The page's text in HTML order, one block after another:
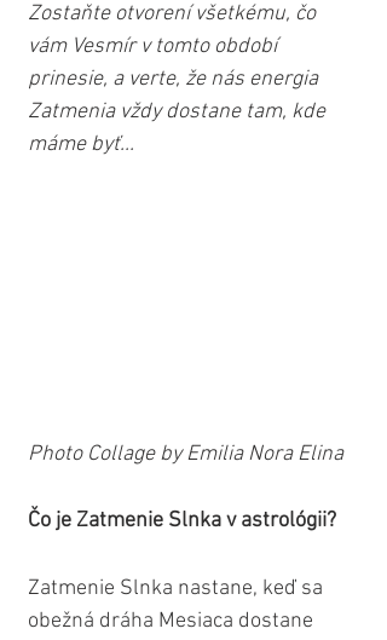
Zostaňte otvorení všetkému, čo
vám Vesmír v tomto období
prinesie, a verte, že nás energia
Zatmenia vždy dostane tam, kde
máme byť...
Photo Collage by Emilia Nora Elina
Čo je Zatmenie Slnka v astrológii?
Zatmenie Slnka nastane, keď sa
obežná dráha Mesiaca dostane